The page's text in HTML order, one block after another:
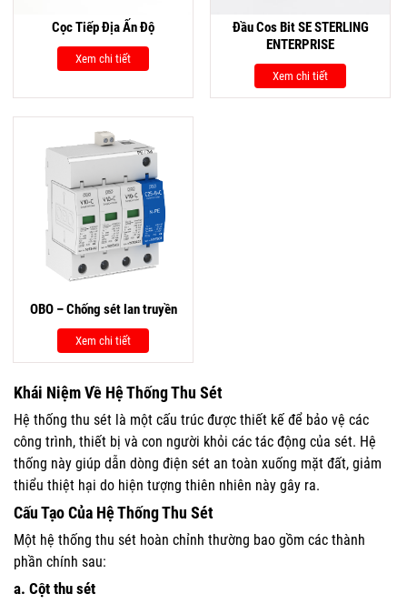
Cọc Tiếp Địa Ấn Độ
Xem chi tiết
Đầu Cos Bit SE STERLING
ENTERPRISE
Xem chi tiết
OBO – Chống sét lan truyền
Xem chi tiết
Khái Niệm Về Hệ Thống Thu Sét
Hệ thống thu sét là một cấu trúc được thiết kế để bảo vệ các
công trình, thiết bị và con người khỏi các tác động của sét. Hệ
thống này giúp dẫn dòng điện sét an toàn xuống mặt đất, giảm
thiểu thiệt hại do hiện tượng thiên nhiên này gây ra.
Cấu Tạo Của Hệ Thống Thu Sét
Một hệ thống thu sét hoàn chỉnh thường bao gồm các thành
phần chính sau:
a. Cột thu sét